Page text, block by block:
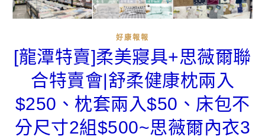
好康報報
[龍潭特賣]柔美寢具+思薇爾聯
合特賣會|舒柔健康枕兩入
$250、枕套兩入$50、床包不
分尺寸2組$500~思薇爾內衣3